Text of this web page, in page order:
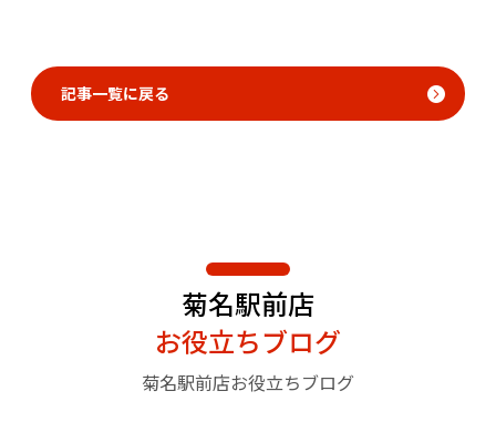
記事一覧に戻る
菊名駅前店
お役立ちブログ
菊名駅前店お役立ちブログ